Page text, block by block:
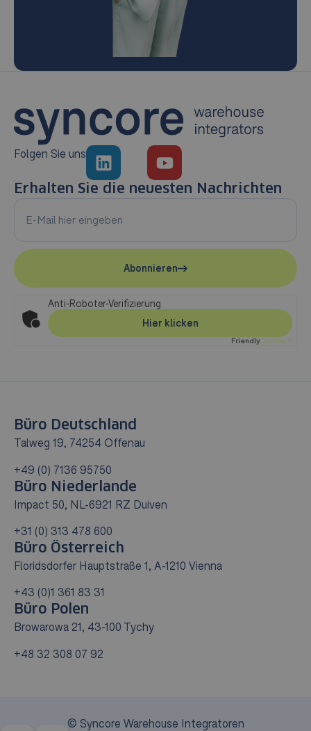
Folgen Sie uns
Erhalten Sie die neuesten Nachrichten
Anti-Roboter-Verifizierung
Hier klicken
FriendlyCaptcha ⇗
Abonnieren
Büro Deutschland
Talweg 19, 74254 Offenau
+49 (0) 7136 95750
Büro Niederlande
Impact 50, NL-6921 RZ Duiven
+31 (0) 313 478 600
Büro Österreich
Floridsdorfer Hauptstraße 1, A-1210 Vienna
+43 (0)1 361 83 31
Büro Polen
Browarowa 21, 43-100 Tychy
+48 32 308 07 92
© Syncore Warehouse Integratoren